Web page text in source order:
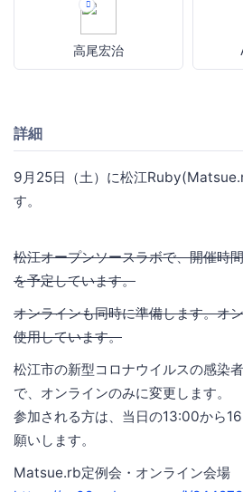
高尾宏治
詳細
9月25日（土）に松江
す。
松江オープンソースラボで、開催時
を予定しています。
オンラインも同時に準備します。オ
使用しています。
松江市の新型コロナウイルスの感染
で、オンラインのみに変更します。
参加される方は、当日の13:00から
願いします。
Matsue.rb定例会・オンライン会場